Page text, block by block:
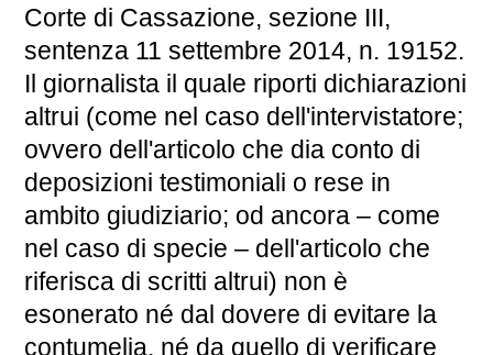
Corte di Cassazione, sezione III,
sentenza 11 settembre 2014, n. 19152.
Il giornalista il quale riporti dichiarazioni
altrui (come nel caso dell'intervistatore;
ovvero dell'articolo che dia conto di
deposizioni testimoniali o rese in
ambito giudiziario; od ancora – come
nel caso di specie – dell'articolo che
riferisca di scritti altrui) non è
esonerato né dal dovere di evitare la
contumelia, né da quello di verificare